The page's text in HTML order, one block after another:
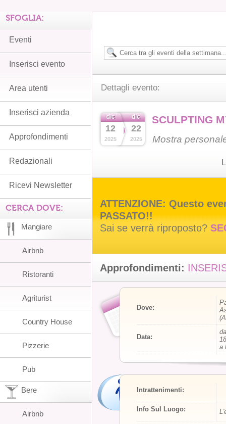
Dettagli evento:
dic
12
2025
dic
22
2025
SCULPTING
Mostra
ATTENZIONE: Questo
PASSATO!!
Sai se verrà riproposto?
Approfondimenti:
Dove:
Data:
a
Intrattenimenti:
Info Sul Luogo:
SFOGLIA:
Eventi
Inserisci evento
Area utenti
Inserisci azienda
Approfondimenti
Redazionali
Ricevi Newsletter
CERCA DOVE:
Mangiare
Airbnb
Ristoranti
Agriturist
Country House
Pizzerie
Pub
Bere
Airbnb